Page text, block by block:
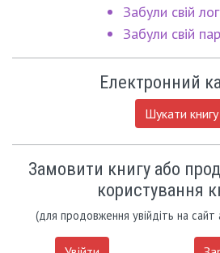
Забули свій
Забули свій
Електронний
Шукати книгу
Замовити книгу або
користування
(для продовження увійдіть на